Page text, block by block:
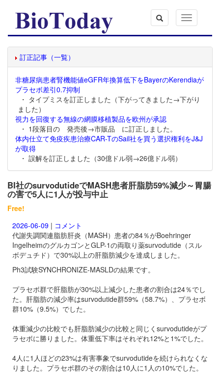
Toggle
navigation
訂正記事（一覧）
非糖尿病患者腎機能値eGFR年換算低下をBayerのKerendiaが
プラセボ差引0.7抑制
・ タイプミスを訂正しました（下がってきました→下がり
ました）
視力を回復する無線の網膜移植製品を欧州が承認
・ 1段落目の 発売後→市販品 に訂正しました。
体内仕立て免疫疾患治療CAR-TのSail社を買う選択権利をJ&J
が取得
・ 誤解を訂正しました（30億ドル弱→26億ドル弱）
BI社のsurvodutideでMASH患者肝脂肪59%減少～胃腸
の害で5人に1人が投与中止
Free!
2026-06-09 | コメント
代謝失調関連脂肪肝炎（MASH）患者の84％がBoehringer
IngelheimのグルカゴンとGLP-1の両取り薬survodutide（スル
ボデュチド）で30%以上の肝脂肪減少を達成しました。
Ph3試験SYNCHRONIZE-MASLDの結果です。
プラセボ群で肝脂肪が30%以上減少した患者の割合は24％でし
た。肝脂肪の減少率はsurvodutide群59%（58.7%）、プラセボ
群10%（9.5%）でした。
体重減少の比較でも肝脂肪減少の比較と同じく survodutideがプ
ラセボに勝りました。体重低下率はそれぞれ12%と1%でした。
4人に1人ほどの23%は有害事象でsurvodutideを続けられなくな
りました。プラセボ群のその割合は10人に1人の10%でした。